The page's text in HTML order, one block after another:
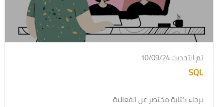
تم التحديث 10/09/24
SQL
برجاء كتابة مختصر عن الفعالية